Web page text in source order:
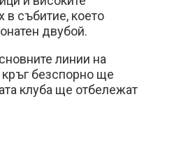
събитие, което
двубой.
линии на
безспорно ще
клуба ще отбележат